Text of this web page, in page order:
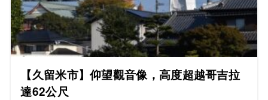
【久留米市】仰望觀音像，高度超越哥吉拉
達62公尺